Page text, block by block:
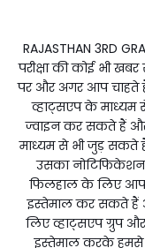
RAJASTHAN 3RD
परीक्षा की कोई भी
पर और अगर आप चाहते
व्हाट्सएप के माध्यम
ज्वाइन कर सकते हैं
माध्यम से भी जुड़ सकते
उसका नोटिफिकेशन
फिलहाल के लिए
इस्तेमाल कर सकते हैं
लिए व्हाट्सएप ग्रुप
इस्तेमाल करके हमसे